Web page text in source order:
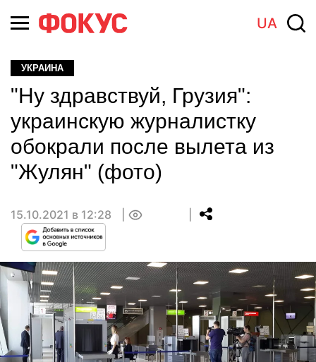
UA
УКРАИНА
"Ну здравствуй, Грузия":
украинскую журналистку
обокрали после вылета из
"Жулян" (фото)
15.10.2021 в 12:28